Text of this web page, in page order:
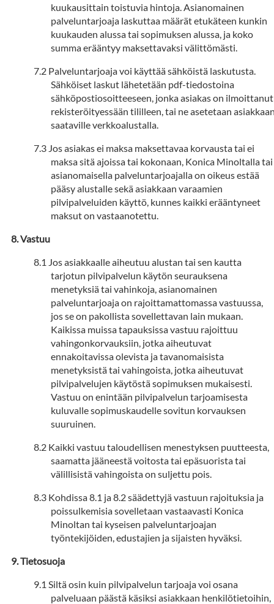
kuukausittain toistuvia hintoja. Asianomainen
palveluntarjoaja laskuttaa määrät etukäteen kunkin
kuukauden alussa tai sopimuksen alussa, ja koko
summa erääntyy maksettavaksi välittömästi.
Palveluntarjoaja voi käyttää sähköistä laskutusta.
Sähköiset laskut lähetetään pdf-tiedostoina
sähköpostiosoitteeseen, jonka asiakas on ilmoittanut
rekisteröityessään tililleen, tai ne asetetaan
saataville verkkoalustalla.
Jos asiakas ei maksa maksettavaa korvausta tai ei
maksa sitä ajoissa tai kokonaan, Konica Minoltalla tai
asianomaisella palveluntarjoajalla on oikeus estää
pääsy alustalle sekä asiakkaan varaamien
pilvipalveluiden käyttö, kunnes kaikki erääntyneet
maksut on vastaanotettu.
Vastuu
Jos asiakkaalle aiheutuu alustan tai sen kautta
tarjotun pilvipalvelun käytön seurauksena
menetyksiä tai vahinkoja, asianomainen
palveluntarjoaja on rajoittamattomassa vastuussa,
jos se on pakollista sovellettavan lain mukaan.
Kaikissa muissa tapauksissa vastuu rajoittuu
vahingonkorvauksiin, jotka aiheutuvat
ennakoitavissa olevista ja tavanomaisista
menetyksistä tai vahingoista, jotka aiheutuvat
pilvipalvelujen käytöstä sopimuksen mukaisesti.
Vastuu on enintään pilvipalvelun tarjoamisesta
kuluvalle sopimuskaudelle sovitun korvauksen
suuruinen.
Kaikki vastuu taloudellisen menestyksen puutteesta,
saamatta jääneestä voitosta tai epäsuorista tai
välillisistä vahingoista on suljettu pois.
Kohdissa 8.1 ja 8.2 säädettyjä vastuun rajoituksia ja
poissulkemisia sovelletaan vastaavasti Konica
Minoltan tai kyseisen palveluntarjoajan
työntekijöiden, edustajien ja sijaisten hyväksi.
Tietosuoja
Siltä osin kuin pilvipalvelun tarjoaja voi osana
palveluaan päästä käsiksi asiakkaan henkilötietoihin,